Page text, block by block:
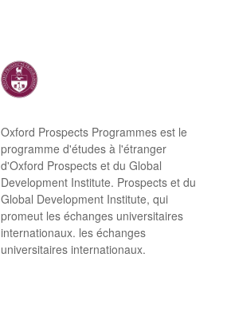
Oxford Prospects Programmes est le
programme d'études à l'étranger
d'Oxford Prospects et du Global
Development Institute. Prospects et du
Global Development Institute, qui
promeut les échanges universitaires
internationaux. les échanges
universitaires internationaux.